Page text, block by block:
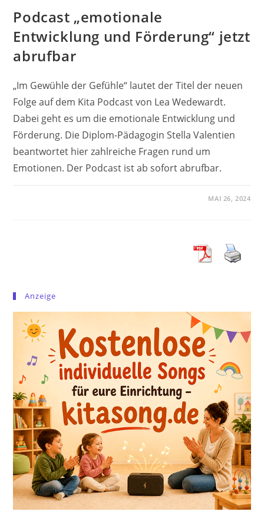
Podcast „emotionale
Entwicklung und Förderung“ jetzt
abrufbar
„Im Gewühle der Gefühle“ lautet der Titel der neuen
Folge auf dem Kita Podcast von Lea Wedewardt.
Dabei geht es um die emotionale Entwicklung und
Förderung. Die Diplom-Pädagogin Stella Valentien
beantwortet hier zahlreiche Fragen rund um
Emotionen. Der Podcast ist ab sofort abrufbar.
MAI 26, 2024
Anzeige